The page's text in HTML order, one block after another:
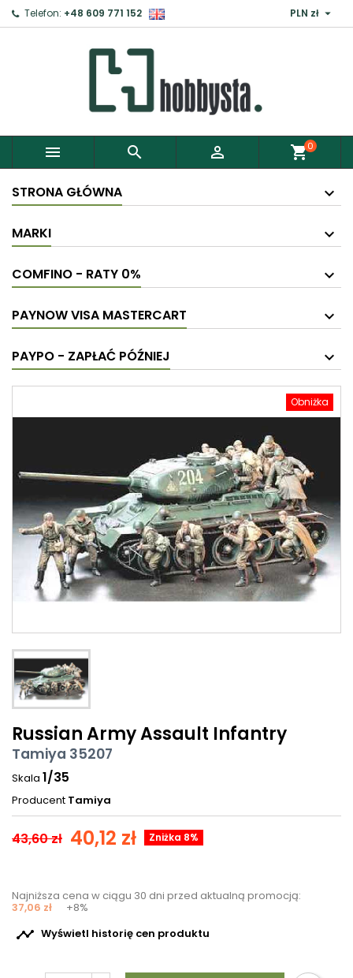
Telefon: +48 609 771 152 PLN zł 
   shopping_cart0
STRONA GŁÓWNA
MARKI
COMFINO - RATY 0%
PAYNOW VISA MASTERCART
PAYPO - ZAPŁAĆ PÓŹNIEJ
Obniżka
Russian Army Assault Infantry
Tamiya 35207
Skala 1/35
Producent Tamiya
43,60 zł 40,12 zł Zniżka 8%
Najniższa cena w ciągu 30 dni przed aktualną promocją:
37,06 zł +8%
 Wyświetl historię cen produktu